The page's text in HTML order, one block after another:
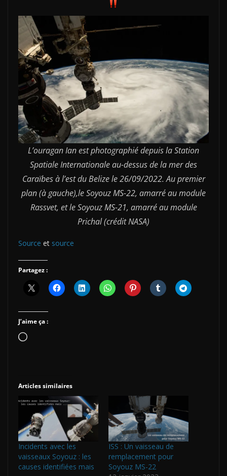
L’ouragan Ian est photographié depuis la Station
Spatiale Internationale au-dessus de la mer des
Caraïbes à l’est du Belize le 26/09/2022. Au premier
plan (à gauche),le Soyouz MS-22, amarré au module
Rassvet, et le Soyouz MS-21, amarré au module
Prichal (crédit NASA)
Source et source
Partagez :
J’aime ça :
Chargement…
Articles similaires
Incidents avec les
vaisseaux Soyouz : les
causes identifiées mais
ISS : Un vaisseau de
remplacement pour
Soyouz MS-22